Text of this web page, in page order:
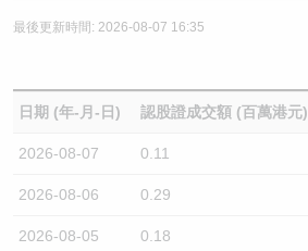
最後更新時間: 2026-08-07 16:35
日期 (年-月-日) 認股證成交額 (百萬港元)
2026-08-07 0.11
2026-08-06 0.29
2026-08-05 0.18